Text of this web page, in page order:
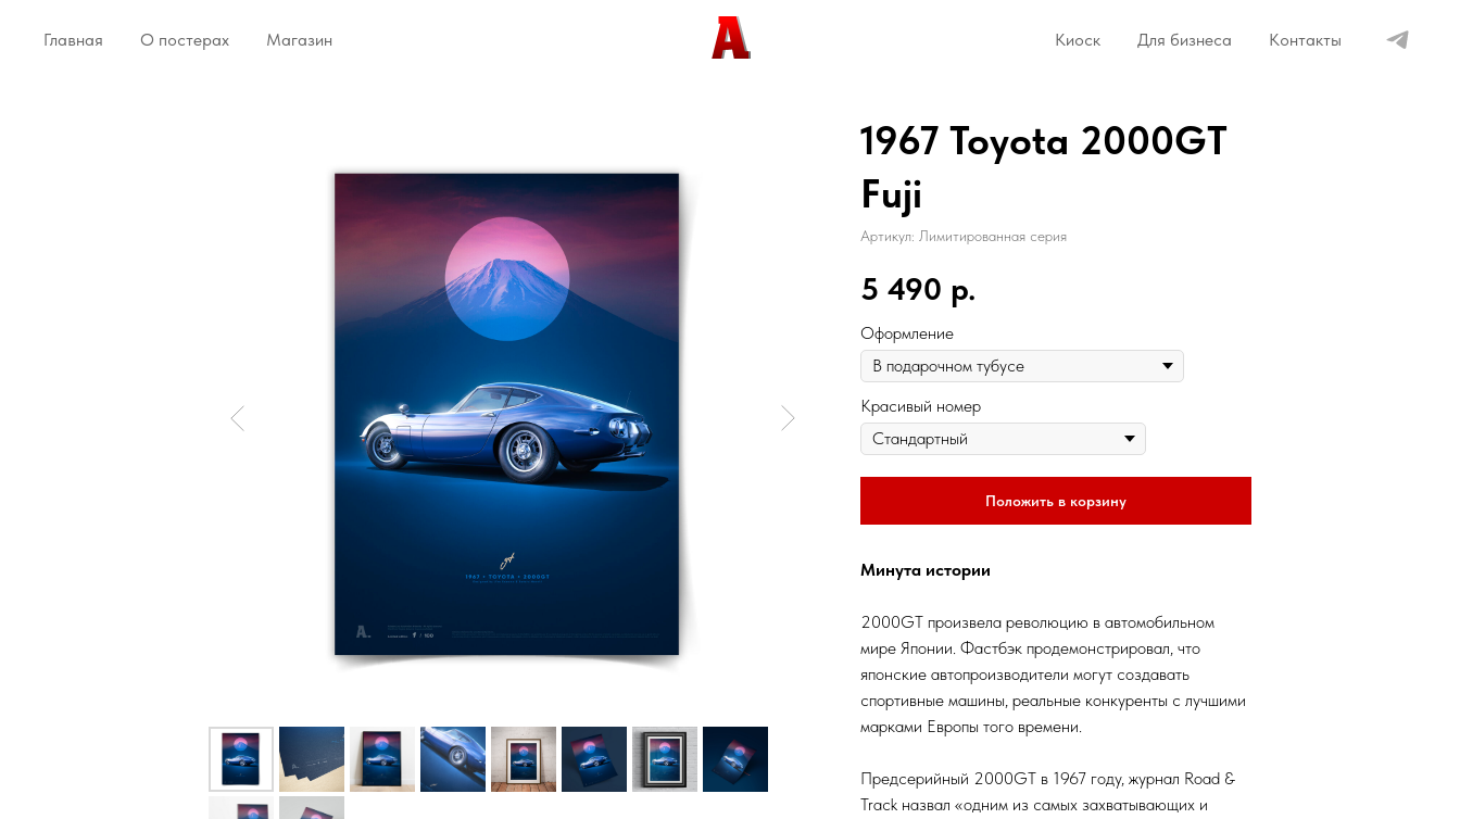
Главная О постерах Магазин Киоск Для бизнеса Контакты
1967 Toyota 2000GT
Fuji
Артикул: Лимитированная серия
5 490 р.
Оформление
Красивый номер
Положить в корзину
Минута истории
2000GT произвела революцию в автомобильном
мире Японии. Фастбэк продемонстрировал, что
японские автопроизводители могут создавать
спортивные машины, реальные конкуренты с лучшими
марками Европы того времени.
Предсерийный 2000GT в 1967 году, журнал Road &
Track назвал «одним из самых захватывающих и